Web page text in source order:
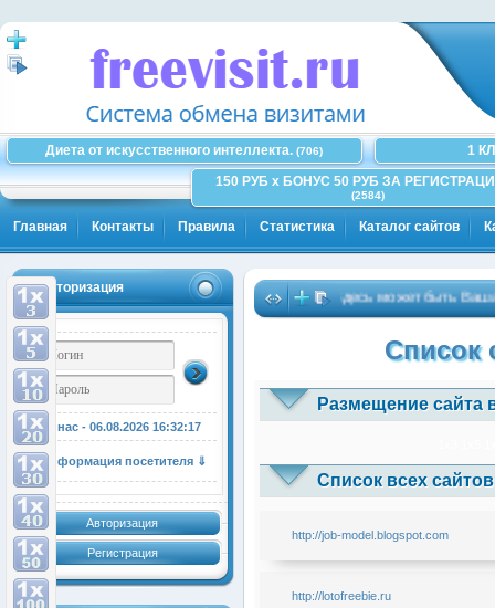
Диета от искусственного интеллекта. (706)
1
150 РУБ x БОНУС 50 РУБ ЗА
(2584)
Главная Контакты Правила Статистика Каталог сайтов
Авторизация
У нас - 06.08.2026 16:32:18
Информация посетителя ⇓
Авторизация
Регистрация
Здесь может быть Ваша
Список
Размещение сайта
Список всех
http://job-model.blogspot.com
http://lotofreebie.ru